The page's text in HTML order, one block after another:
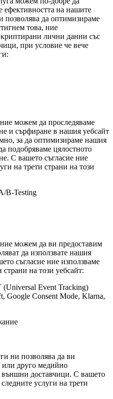
ефективността на нашите
позволява да оптимизираме
това, ние
лични данни със
при условие че вече
можем да проследяваме
и сърфиране в нашия уебсайт
за да оптимизираме нашия
подобряваме цялостното
С вашето съгласие ние
на трети страни на този
B-Testing
можем да ви предоставим
да използвате нашия
съгласие ние използваме
страни на този уебсайт:
(Universal Event Tracking)
Google Consent Mode, Klarna,
ни позволява да ви
или друго медийно
външни доставчици. С вашето
услуги на трети